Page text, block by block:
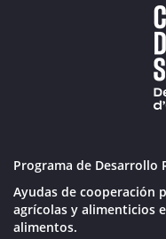
Programa de Desarrollo
Ayudas de cooperación
agrícolas y alimenticios
alimentos.